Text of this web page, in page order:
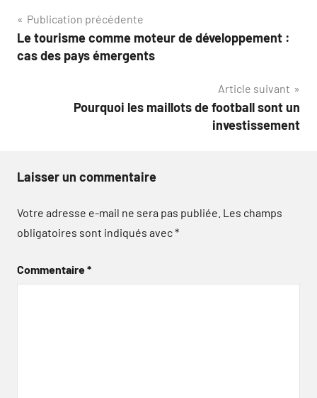
Navigation
de
Publication précédente
Le tourisme comme moteur de développement :
cas des pays émergents
Article suivant
Pourquoi les maillots de football sont un
investissement
Laisser un commentaire
Votre adresse e-mail ne sera pas publiée. Les champs
obligatoires sont indiqués avec*
Commentaire*